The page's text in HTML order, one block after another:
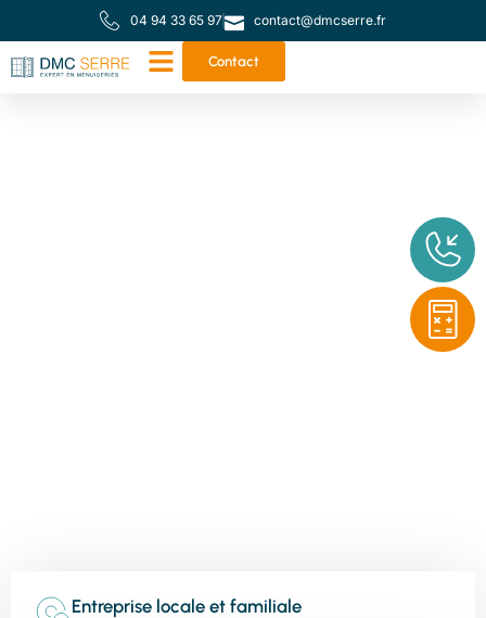
04 94 33 65 97 contact@dmcserre.fr
Contact
Votre partenaire de
proximité pour toutes
Entreprise locale et familiale